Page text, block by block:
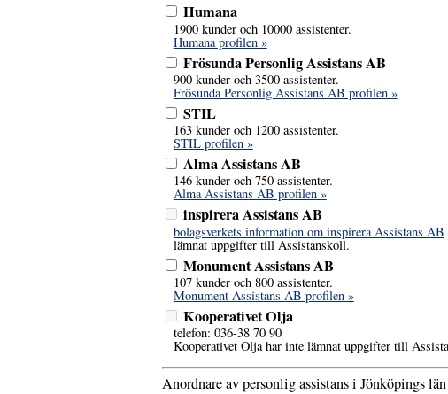
Humana
1900 kunder och 10000 assistenter.
Humana profilen »
Frösunda Personlig Assistans AB
900 kunder och 3500 assistenter.
Frösunda Personlig Assistans AB profilen »
STIL
163 kunder och 1200 assistenter.
STIL profilen »
Alma Assistans AB
146 kunder och 750 assistenter.
Alma Assistans AB profilen »
inspirera Assistans AB
bolagsverkets information om inspirera Assistans AB
lämnat uppgifter till Assistanskoll.
Monument Assistans AB
107 kunder och 800 assistenter.
Monument Assistans AB profilen »
Kooperativet Olja
telefon: 036-38 70 90
Kooperativet Olja har inte lämnat uppgifter till
Anordnare av personlig assistans i Jönköpings